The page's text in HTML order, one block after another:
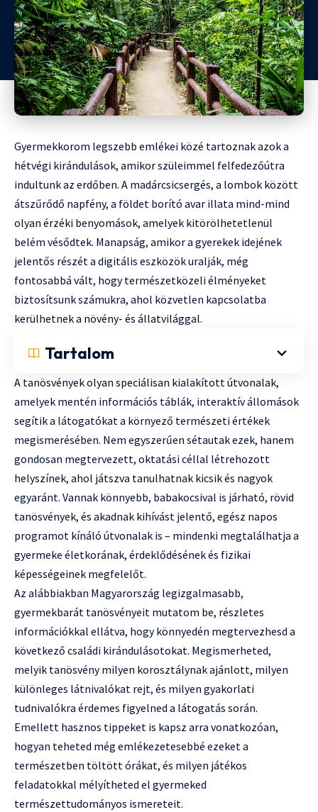
Gyermekkorom legszebb emlékei közé tartoznak azok a
hétvégi kirándulások, amikor szüleimmel felfedezőútra
indultunk az erdőben. A madárcsicsergés, a lombok között
átszűrődő napfény, a földet borító avar illata mind-mind
olyan érzéki benyomások, amelyek kitörölhetetlenül
belém vésődtek. Manapság, amikor a gyerekek idejének
jelentős részét a digitális eszközök uralják, még
fontosabbá vált, hogy természetközeli élményeket
biztosítsunk számukra, ahol közvetlen kapcsolatba
kerülhetnek a növény- és állatvilággal.
Tartalom
A tanösvények olyan speciálisan kialakított útvonalak,
amelyek mentén információs táblák, interaktív állomások
segítik a látogatókat a környező természeti értékek
megismerésében. Nem egyszerűen sétautak ezek, hanem
gondosan megtervezett, oktatási céllal létrehozott
helyszínek, ahol játszva tanulhatnak kicsik és nagyok
egyaránt. Vannak könnyebb, babakocsival is járható, rövid
tanösvények, és akadnak kihívást jelentő, egész napos
programot kínáló útvonalak is – mindenki megtalálhatja a
gyermeke életkorának, érdeklődésének és fizikai
képességeinek megfelelőt.
Az alábbiakban Magyarország legizgalmasabb,
gyermekbarát tanösvényeit mutatom be, részletes
információkkal ellátva, hogy könnyedén megtervezhesd a
következő családi kirándulásotokat. Megismerheted,
melyik tanösvény milyen korosztálynak ajánlott, milyen
különleges látnivalókat rejt, és milyen gyakorlati
tudnivalókra érdemes figyelned a látogatás során.
Emellett hasznos tippeket is kapsz arra vonatkozóan,
hogyan teheted még emlékezetesebbé ezeket a
természetben töltött órákat, és milyen játékos
feladatokkal mélyítheted el gyermeked
természettudományos ismereteit.